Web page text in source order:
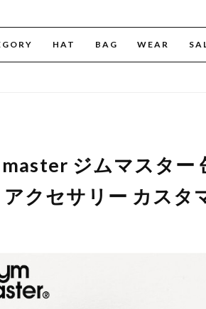
HAT BAG WEAR
ジムマスター
アクセサリー カスタ